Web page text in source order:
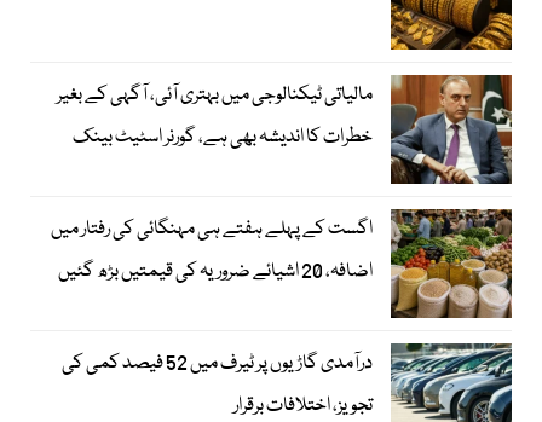
مالیاتی ٹیکنالوجی میں بہتری آئی، آگہی کے بغیر
خطرات کا اندیشہ بھی ہے، گورنر اسٹیٹ بینک
اگست کے پہلے ہفتے ہی مہنگائی کی رفتار میں
اضافہ، 20 اشیائے ضروریہ کی قیمتیں بڑھ گئیں
درآمدی گاڑیوں پر ٹیرف میں 52 فیصد کمی کی
تجویز، اختلافات برقرار